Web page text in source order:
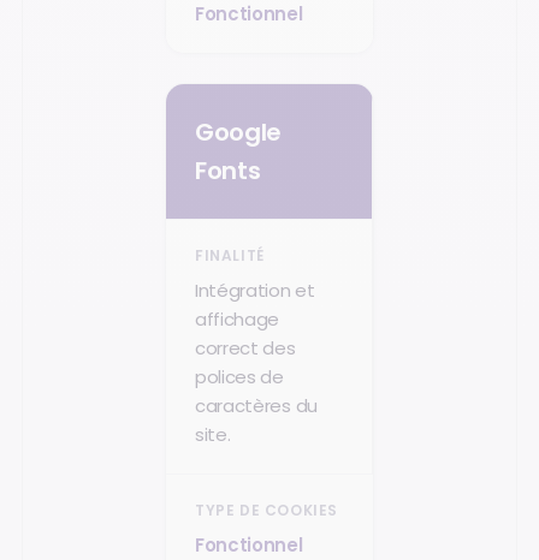
Fonctionnel
Google
Fonts
Intégration et
affichage
correct des
polices de
caractères du
site.
Fonctionnel